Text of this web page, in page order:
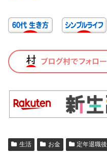
生活 お金 定年退職後